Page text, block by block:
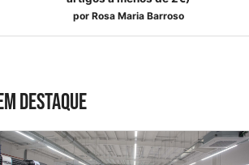
por Rosa Maria Barroso
DESTAQUE